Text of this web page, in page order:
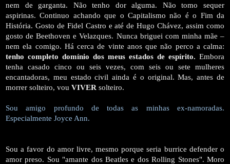
nem de garganta. Não tenho dor alguma. Não tomo sequer
aspirinas. Continuo achando que o Capitalismo não é o Fim da
História. Gosto de Fidel Castro e até de Hugo Chávez, assim como
gosto de Beethoven e Velazques. Nunca briguei com minha mãe –
nem ela comigo. Há cerca de vinte anos que não perco a calma:
tenho completo domínio dos meus estados de espírito. Embora
tenha casado cinco ou seis vezes, com seis ou sete mulheres
encantadoras, meu estado civil ainda é o original. Mas, antes de
morrer solteiro, vou VIVER solteiro.
Sou amigo profundo de todas as minhas ex-namoradas.
Especialmente Joyce Ann.
Sou a favor do amor livre, mesmo porque seria burrice defender o
amor preso. Sou "amante dos Beatles e dos Rolling Stones". Moro